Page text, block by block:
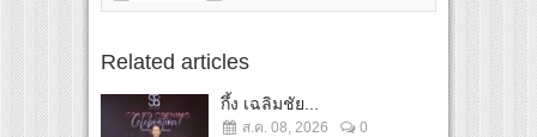
Related articles
กึ้ง เฉลิมชัย...
ส.ค. 08, 2026 0